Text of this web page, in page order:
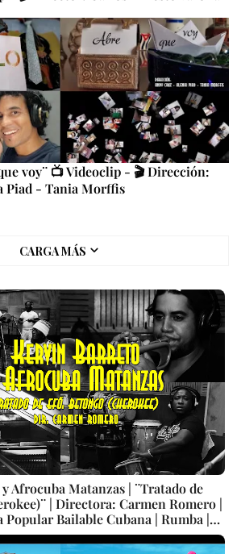
voy¨ 📺 Videoclip - 🎬 Dirección:
Piad - Tania Morffis
CARGA MÁS
Afrocuba Matanzas | ¨Tratado de
| Directora: Carmen Romero |
Bailable Cubana | Rumba |
| CUBA